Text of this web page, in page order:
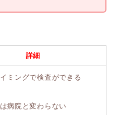
詳細
ミングで検査ができる
病院と変わらない